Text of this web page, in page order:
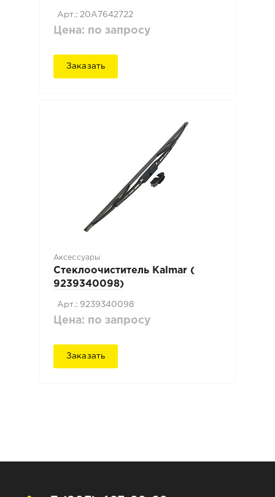
Арт.: 20A7642722
Цена: по запросу
Заказать
Аксессуары
Стеклоочиститель Kalmar (
9239340098)
Арт.: 9239340098
Цена: по запросу
Заказать